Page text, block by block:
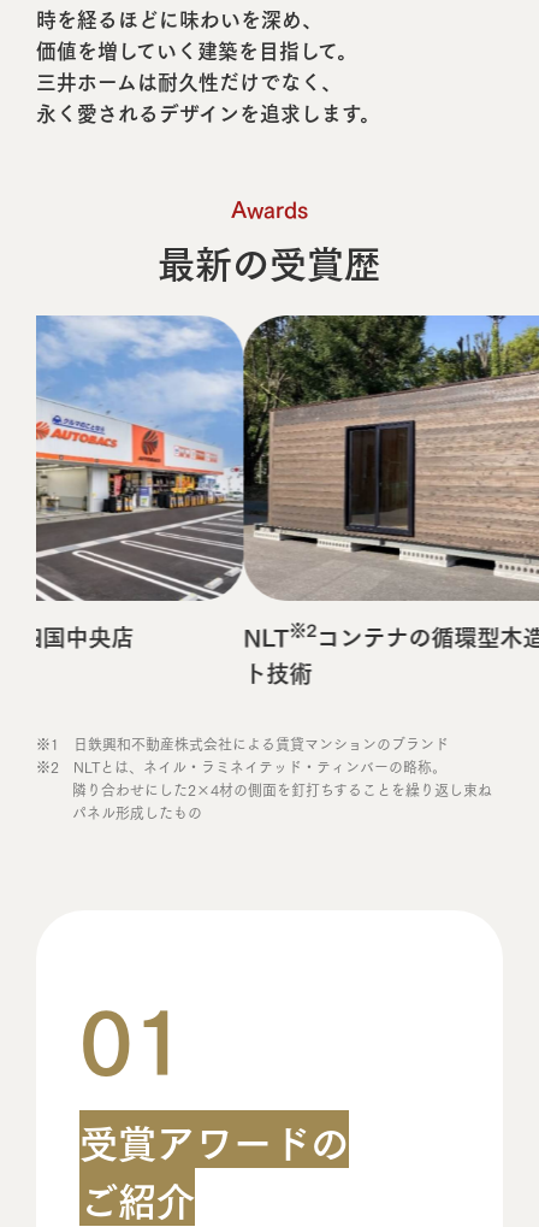
時を経るほどに味わいを深め、
価値を増していく建築を目指して。
三井ホームは耐久性だけでなく、
永く愛されるデザインを追求します。
Awards
最新の受賞歴
国中央店 NLT※2コンテナの循環型木造
ト技術
※1 日鉄興和不動産株式会社による賃貸マンションのブランド
※2 NLTとは、ネイル・ラミネイテッド・ティンバーの略称。
隣り合わせにした2×4材の側面を釘打ちすることを繰り返し束ね
パネル形成したもの
01
受賞アワードの
ご紹介